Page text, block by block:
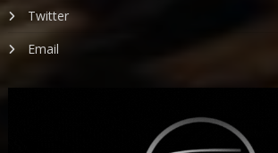
Twitter
Email